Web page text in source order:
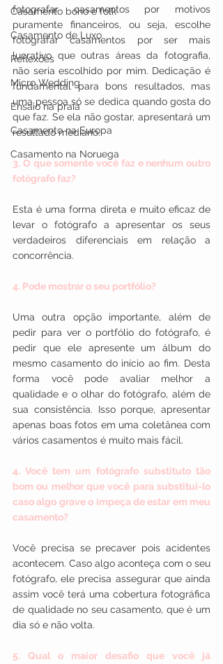
Casamento boho e folk
Casamento de Luxo
Reflexões
Micro Wedding
Ensaio na praia
Casamento na Europa
Casamento na Noruega
fotografar casamentos por motivos
puramente financeiros, ou seja, escolhe
fotografar casamentos por ser mais
lucrativo que outras áreas da fotografia,
não seria escolhido por mim. Dedicação é
fundamental para bons resultados, mas
uma pessoa só se dedica quando gosta do
que faz. Se ela não gostar, apresentará um
resultado mediano.
3. O que somente você faz e nenhum outro
fotógrafo faz?
Esta é uma forma direta e muito eficaz de
levar o fotógrafo a apresentar os seus
verdadeiros diferenciais em relação a
concorrência.
4. Pode mostrar o seu portfólio?
Uma outra opção importante, além de
pedir para ver o portfólio do fotógrafo, é
pedir que ele apresente um álbum do
mesmo casamento do início ao fim. Desta
forma você pode avaliar melhor a
qualidade e o olhar do fotógrafo, além de
sua consistência. Isso porque, apresentar
apenas boas fotos em uma coletânea com
vários casamentos é muito mais fácil.
4. Você tem um fotógrafo substituto tão
bom ou melhor que você para substituí-lo
caso algo grave o impeça de estar em meu
casamento?
Você precisa se precaver pois acidentes
acontecem. Caso algo aconteça com o seu
fotógrafo, ele precisa assegurar que ainda
assim você terá uma cobertura fotográfica
de qualidade no seu casamento, que é um
dia só e não volta.
5. Qual o maior desafio que você já